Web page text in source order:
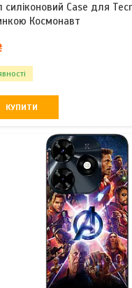
силіконовий Case для
Космонавт
КУПИТИ